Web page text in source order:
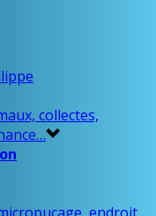
collectes,